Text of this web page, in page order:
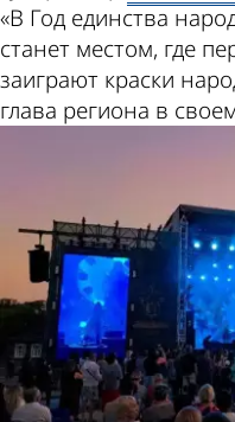
«В Год единства
станет местом, где
заиграют краски
глава региона в